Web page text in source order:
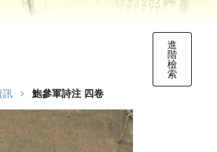
進
階
檢
索
訊 鮑參軍詩注 四卷